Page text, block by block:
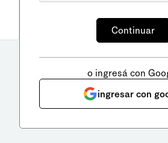
o ingresá con
ingresar con